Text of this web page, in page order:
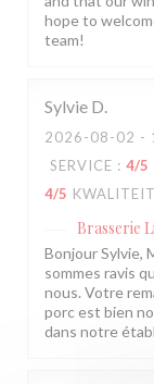
hope to
team!
Sylvie D
2026-08-02 -
SERVICE : 4/5
4/5
Brasserie
Bonjour Sylvie,
sommes ravis
nous. Votre
porc est bien
dans notre